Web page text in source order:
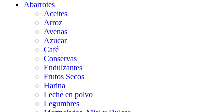
Abarrotes
Aceites
Arroz
Avenas
Azucar
Café
Conservas
Endulzantes
Frutos Secos
Harina
Leche en polvo
Legumbres